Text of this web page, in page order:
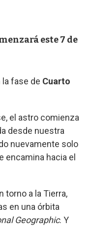
este 7 de
la fase de Cuarto
el astro comienza
desde nuestra
nuevamente solo
encamina hacia el
torno a la Tierra,
en una órbita
Geographic. Y